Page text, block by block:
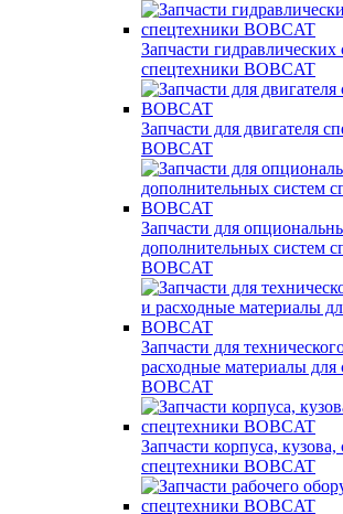
Запчасти гидравлических
спецтехники BOBCAT
Запчасти для двигателя
BOBCAT
Запчасти для
дополнительных систем
BOBCAT
Запчасти для
расходные материалы для
BOBCAT
Запчасти корпуса,
спецтехники BOBCAT